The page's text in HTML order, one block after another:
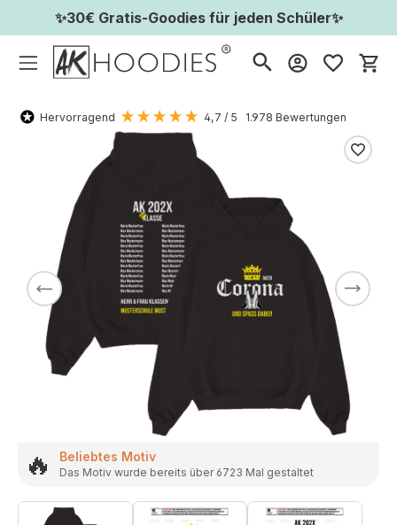
✨30€ Gratis-Goodies für jeden Schüler✨
Hervorragend 4,7 / 5 1.978 Bewertungen
🔥 Beliebtes Motiv
Das Motiv wurde bereits über 6723 Mal gestaltet